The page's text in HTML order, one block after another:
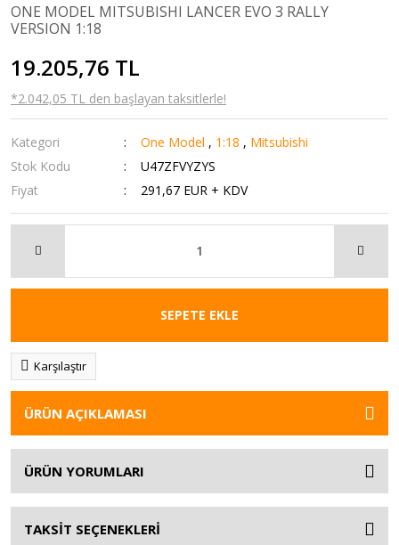
ONE MODEL MITSUBISHI LANCER EVO 3 RALLY
VERSION 1:18
19.205,76 TL
*2.042,05 TL den başlayan taksitlerle!
Kategori One Model , 1:18 , Mitsubishi
Stok Kodu
U47ZFVYZYS
Fiyat
291,67 EUR + KDV
SEPETE EKLE
Karşılaştır
ÜRÜN AÇIKLAMASI
ÜRÜN YORUMLARI
TAKSİT SEÇENEKLERİ